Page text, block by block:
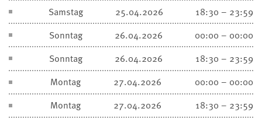
Samstag
25.04.2026
18:30 – 23:59
Sonntag
26.04.2026
00:00 – 00:00
Sonntag
26.04.2026
18:30 – 23:59
Montag
27.04.2026
00:00 – 00:00
Montag
27.04.2026
18:30 – 23:59